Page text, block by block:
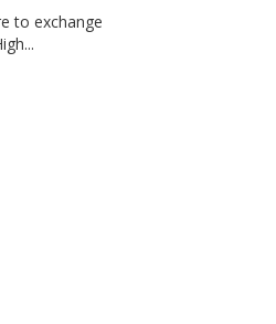
to exchange